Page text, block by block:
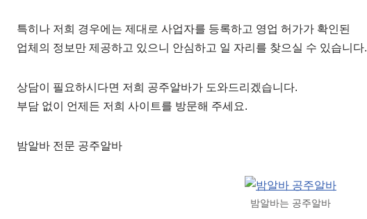
특히나 저희 경우에는 제대로 사업자를 등록하고 영업 허가가 확인된
업체의 정보만 제공하고 있으니 안심하고 일 자리를 찾으실 수 있습니다.
상담이 필요하시다면 저희 공주알바가 도와드리겠습니다.
부담 없이 언제든 저희 사이트를 방문해 주세요.
밤알바 전문 공주알바
밤알바는 공주알바